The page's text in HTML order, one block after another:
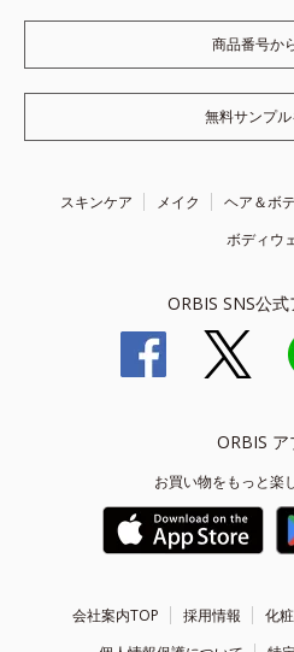
商品番号か
無料サンプ
スキンケア メイク ヘア＆ボ
ボディウ
ORBIS SNS公式
ORBIS ア
お買い物をもっと楽
会社案内TOP 採用情報
化